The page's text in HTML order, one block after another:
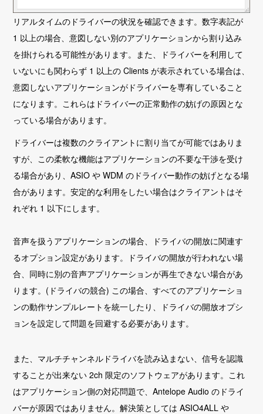
リアルタイムのドライバーの状況を確認できます。数字表記が
1 以上の場合、意図しない別のアプリケーションから割り込み
を掛けられる可能性があります。また、ドライバーを利用して
いないにも関わらず 1 以上の Clients が表示されている場合は、
意図しないアプリケーションがドライバーを専有していること
になります。これらはドライバーの正常動作の妨げの原因とな
っている場合があります。
ドライバーは複数のクライアントに割り当てが可能ではありま
すが、この柔軟な機能はアプリケーションの不要な干渉を受け
る場合があり、ASIO や WDM のドライバー動作の妨げとなる場
合があります。安定的な利用をしたい場合はクライアントはそ
れぞれ 1 以下にします。
音声を扱うアプリケーションの場合、ドライバの開放に関連す
るオプション設定があります。ドライバの開放が行われない場
合、同時に別の音声アプリケーションが再生できない場合があ
ります。(ドライバの競合) この場合、すべてのアプリケーショ
ンの動作サンプルレートを統一したり、ドライバの開放オプシ
ョンを設定して問題を回避する必要があります。
また、マルチチャンネルドライバを読み込まない、信号を認識
することが出来ない 2ch 限定のソフトウェアがあります。これ
はアプリケーション側の対応問題で、Antelope Audio のドライ
バーが原因ではありません。解決策としては ASIO4ALL や